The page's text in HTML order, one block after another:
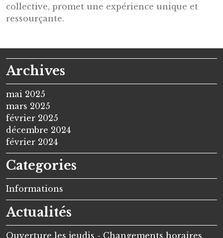
collective, promet une expérience unique et
ressourçante.
Archives
mai 2025
mars 2025
février 2025
décembre 2024
février 2024
Categories
Informations
Actualités
Ouverture les jeudis - Changements horaires